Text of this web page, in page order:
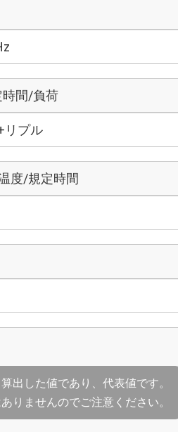
時間/負荷
リプル
度/規定時間
出した値であり、代表値です。
りませんのでご注意ください。